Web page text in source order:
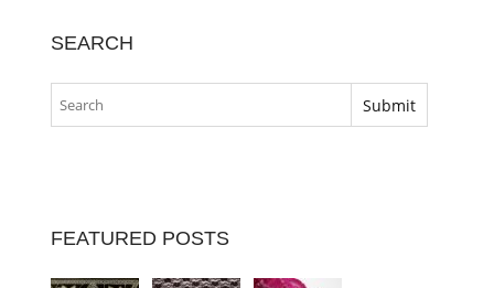
SEARCH
FEATURED POSTS